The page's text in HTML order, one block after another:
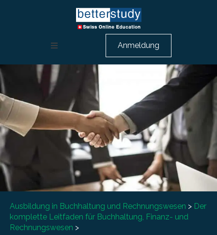
Weiterbildung Rechnungswesen
HR Ausbildung
Berufsbeschreibungen
Über uns
Beratungsgespräch
Anmeldung
Ausbildung in Buchhaltung und Rechnungswesen > Der
komplette Leitfaden für Buchhaltung, Finanz- und
Rechnungswesen >